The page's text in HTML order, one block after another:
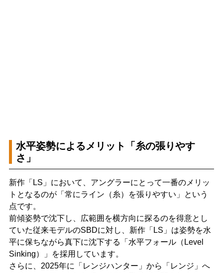
水平姿勢によるメリット「糸の張りやす
さ」
新作「LS」において、アングラーにとって一番のメリッ
トとなるのが「常にライン（糸）を張りやすい」という
点です。
前傾姿勢で沈下し、広範囲を横方向に探るのを得意とし
ていた従来モデルのSBDに対し、新作「LS」は姿勢を水
平に保ちながら真下に沈下する「水平フォール（Level
Sinking）」を採用しています。
さらに、2025年に「レンジハンター」から「レンジ」へ